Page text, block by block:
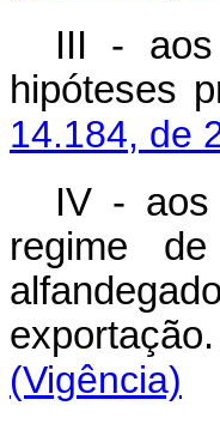
III - aos
hipóteses
14.184, de
IV - aos
regime
exportação.
(Vigência)